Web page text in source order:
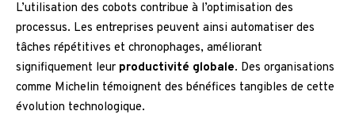
L’utilisation des cobots contribue à l’optimisation des
processus. Les entreprises peuvent ainsi automatiser des
tâches répétitives et chronophages, améliorant
signifiquement leur productivité globale. Des organisations
comme Michelin témoignent des bénéfices tangibles de cette
évolution technologique.